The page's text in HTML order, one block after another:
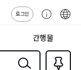
로그인
센
간행물